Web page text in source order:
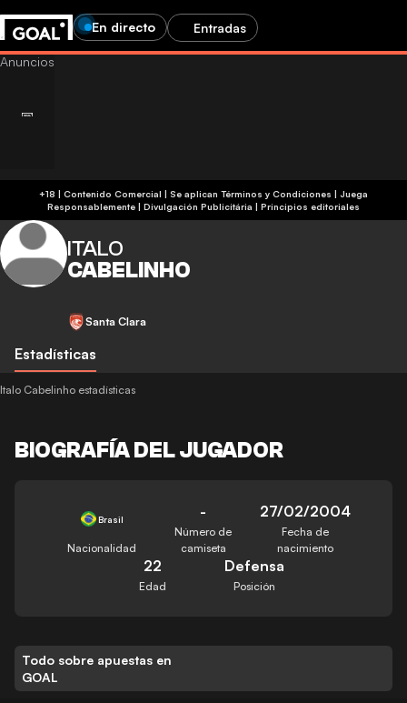
En directo Entradas
+18 | Contenido Comercial | Se aplican Términos y Condiciones | Juega
Responsablemente | Divulgación Publicitária | Principios editoriales
ITALO
CABELINHO
Santa Clara
Estadísticas
Italo Cabelinho estadísticas
BIOGRAFÍA DEL JUGADOR
Brasil
Nacionalidad
-
Número de
camiseta
27/02/2004
Fecha de
nacimiento
22
Edad
Defensa
Posición
Todo sobre apuestas en
GOAL